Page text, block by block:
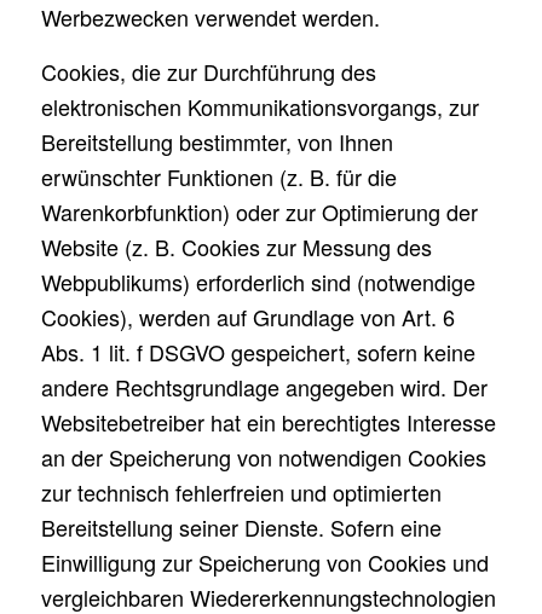
Werbezwecken verwendet werden.
Cookies, die zur Durchführung des
elektronischen Kommunikationsvorgangs, zur
Bereitstellung bestimmter, von Ihnen
erwünschter Funktionen (z. B. für die
Warenkorbfunktion) oder zur Optimierung der
Website (z. B. Cookies zur Messung des
Webpublikums) erforderlich sind (notwendige
Cookies), werden auf Grundlage von Art. 6
Abs. 1 lit. f DSGVO gespeichert, sofern keine
andere Rechtsgrundlage angegeben wird. Der
Websitebetreiber hat ein berechtigtes Interesse
an der Speicherung von notwendigen Cookies
zur technisch fehlerfreien und optimierten
Bereitstellung seiner Dienste. Sofern eine
Einwilligung zur Speicherung von Cookies und
vergleichbaren Wiedererkennungstechnologien